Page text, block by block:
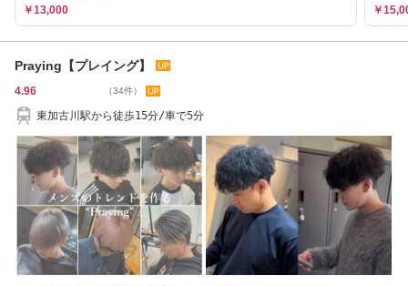
￥13,000 ￥
Praying【プレイング】
4.96 （34件）
東加古川駅から徒歩15分/車で5分